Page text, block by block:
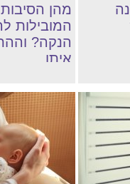
מהן
המובילות
הנקה?
איתן